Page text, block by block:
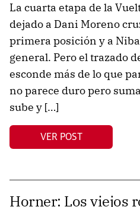
La cuarta etapa de la
dejado a Dani Moreno
primera posición y a
general. Pero el trazado
esconde más de lo que
no parece duro pero
sube y […]
VER POST
Horner: Los viejos